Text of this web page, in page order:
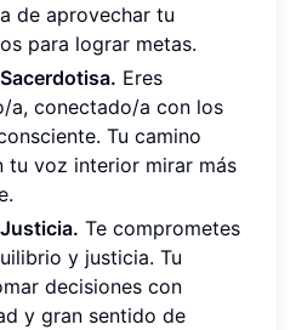
de aprovechar tu
para lograr metas.
Eres
a, conectado/a con los
Tu camino
tu voz interior mirar más
Te comprometes
y justicia. Tu
decisiones con
y gran sentido de